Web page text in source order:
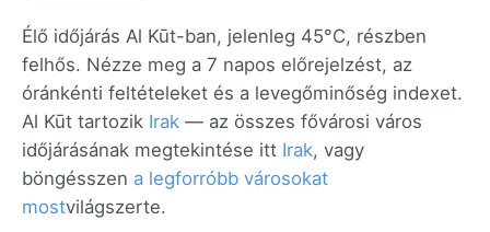
Élő időjárás Al Kūt-ban, jelenleg 45°C, részben
felhős. Nézze meg a 7 napos előrejelzést, az
óránkénti feltételeket és a levegőminőség indexet.
Al Kūt tartozik Irak — az összes fővárosi város
időjárásának megtekintése itt Irak, vagy
böngésszen a legforróbb városokat
mostvilágszerte.